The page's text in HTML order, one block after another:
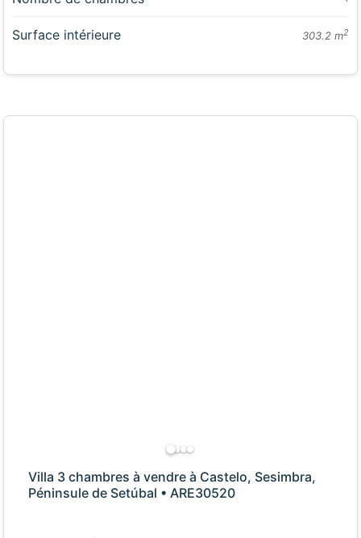
Surface intérieure 303.2 m2
Villa 3 chambres à vendre à Castelo, Sesimbra,
Péninsule de Setúbal • ARE30520